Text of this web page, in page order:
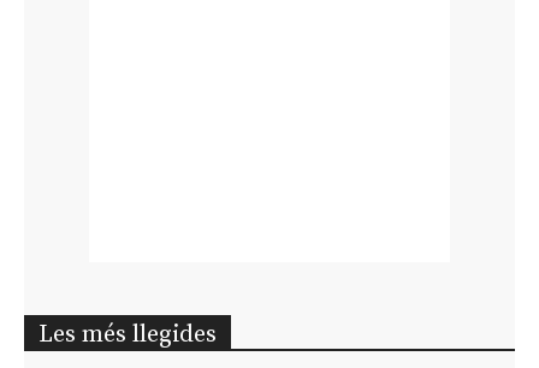
Les més llegides